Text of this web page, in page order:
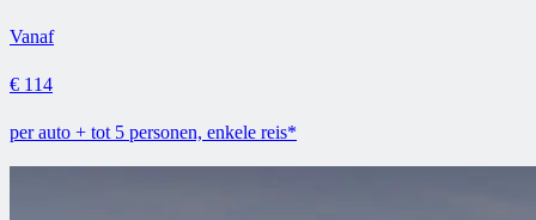
Vanaf
€ 114
per auto + tot 5 personen, enkele reis*